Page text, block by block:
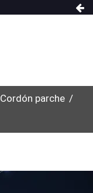
Cordón parche